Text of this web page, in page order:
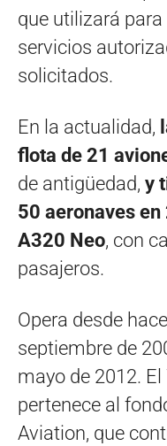
que utilizará
servicios
solicitados.
En la actualidad,
flota de 21
de antigüedad, y
50 aeronaves
A320 Neo, con
pasajeros.
Opera desde
septiembre de
mayo de 2012.
pertenece al
Aviation, que